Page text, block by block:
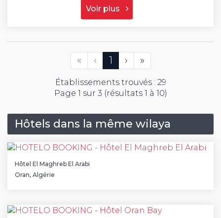
Voir plus
«Première
‹Précédent
1 (Actuelle)
›Suivant
»Dernière
Établissements trouvés : 29
Page 1 sur 3 (résultats 1 à 10)
Hôtels dans la même wilaya
Hôtel El Maghreb El Arabi
Oran, Algérie